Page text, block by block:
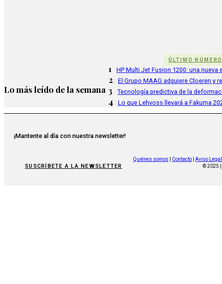
ÚLTIMO NÚMERO
Lo más leído de la semana
1 HP Multi Jet Fusion 1200: una
2 El Grupo MAAG adquiere Cloeren
3 Tecnología predictiva de la
4 Lo que Lehvoss llevará a Fakuma
¡Mantente al día con nuestra newsletter!
SUSCRÍBETE A LA NEWSLETTER
Quiénes somos Contacto
Aviso Legal
© 2025